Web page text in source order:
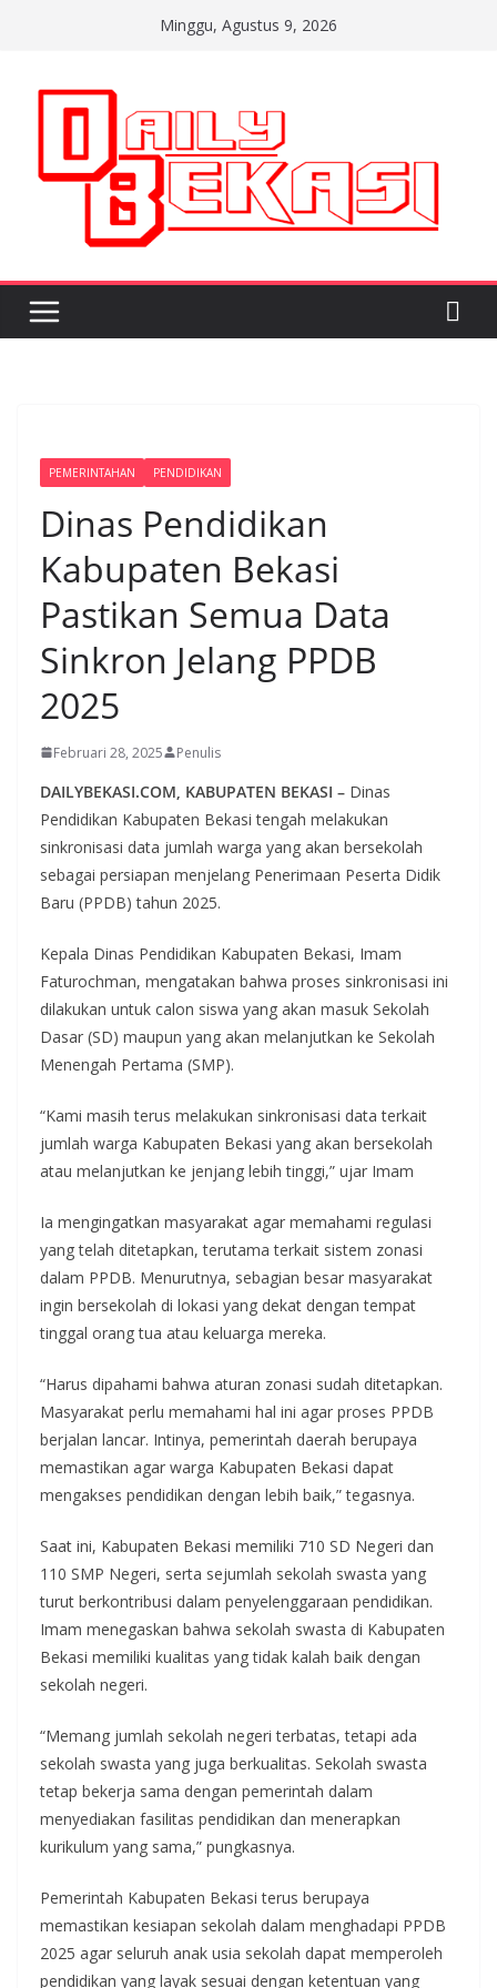
Minggu, Agustus 9, 2026
PEMERINTAHAN PENDIDIKAN
Dinas Pendidikan
Kabupaten Bekasi
Pastikan Semua Data
Sinkron Jelang PPDB
2025
Februari 28, 2025 Penulis
DAILYBEKASI.COM, KABUPATEN BEKASI – Dinas
Pendidikan Kabupaten Bekasi tengah melakukan
sinkronisasi data jumlah warga yang akan bersekolah
sebagai persiapan menjelang Penerimaan Peserta Didik
Baru (PPDB) tahun 2025.
Kepala Dinas Pendidikan Kabupaten Bekasi, Imam
Faturochman, mengatakan bahwa proses sinkronisasi ini
dilakukan untuk calon siswa yang akan masuk Sekolah
Dasar (SD) maupun yang akan melanjutkan ke Sekolah
Menengah Pertama (SMP).
“Kami masih terus melakukan sinkronisasi data terkait
jumlah warga Kabupaten Bekasi yang akan bersekolah
atau melanjutkan ke jenjang lebih tinggi,” ujar Imam
Ia mengingatkan masyarakat agar memahami regulasi
yang telah ditetapkan, terutama terkait sistem zonasi
dalam PPDB. Menurutnya, sebagian besar masyarakat
ingin bersekolah di lokasi yang dekat dengan tempat
tinggal orang tua atau keluarga mereka.
“Harus dipahami bahwa aturan zonasi sudah ditetapkan.
Masyarakat perlu memahami hal ini agar proses PPDB
berjalan lancar. Intinya, pemerintah daerah berupaya
memastikan agar warga Kabupaten Bekasi dapat
mengakses pendidikan dengan lebih baik,” tegasnya.
Saat ini, Kabupaten Bekasi memiliki 710 SD Negeri dan
110 SMP Negeri, serta sejumlah sekolah swasta yang
turut berkontribusi dalam penyelenggaraan pendidikan.
Imam menegaskan bahwa sekolah swasta di Kabupaten
Bekasi memiliki kualitas yang tidak kalah baik dengan
sekolah negeri.
“Memang jumlah sekolah negeri terbatas, tetapi ada
sekolah swasta yang juga berkualitas. Sekolah swasta
tetap bekerja sama dengan pemerintah dalam
menyediakan fasilitas pendidikan dan menerapkan
kurikulum yang sama,” pungkasnya.
Pemerintah Kabupaten Bekasi terus berupaya
memastikan kesiapan sekolah dalam menghadapi PPDB
2025 agar seluruh anak usia sekolah dapat memperoleh
pendidikan yang layak sesuai dengan ketentuan yang